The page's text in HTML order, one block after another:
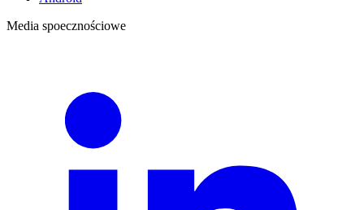
Media spoecznościowe